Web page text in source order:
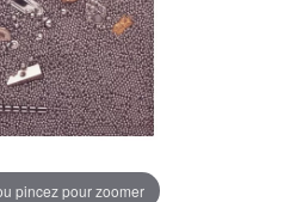
pincez pour zoomer